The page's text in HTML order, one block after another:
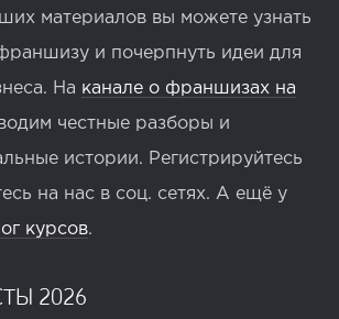
материалов вы можете узнать
и почерпнуть идеи для
На канале о франшизах на
честные разборы и
истории. Регистрируйтесь
на нас в соц. сетях. А ещё у
курсов.
2026